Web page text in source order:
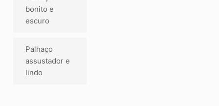
bonito e
escuro
Palhaço
assustador e
lindo